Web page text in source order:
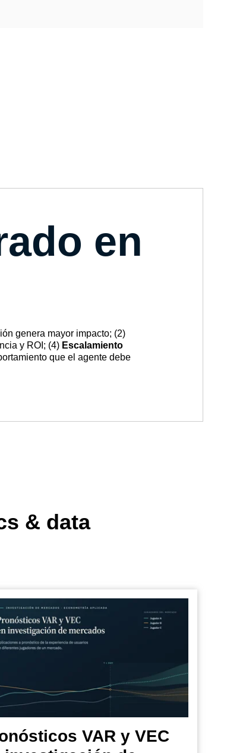
en
genera mayor impacto; (2)
y ROI; (4) Escalamiento
que el agente debe
& data
VAR y VEC